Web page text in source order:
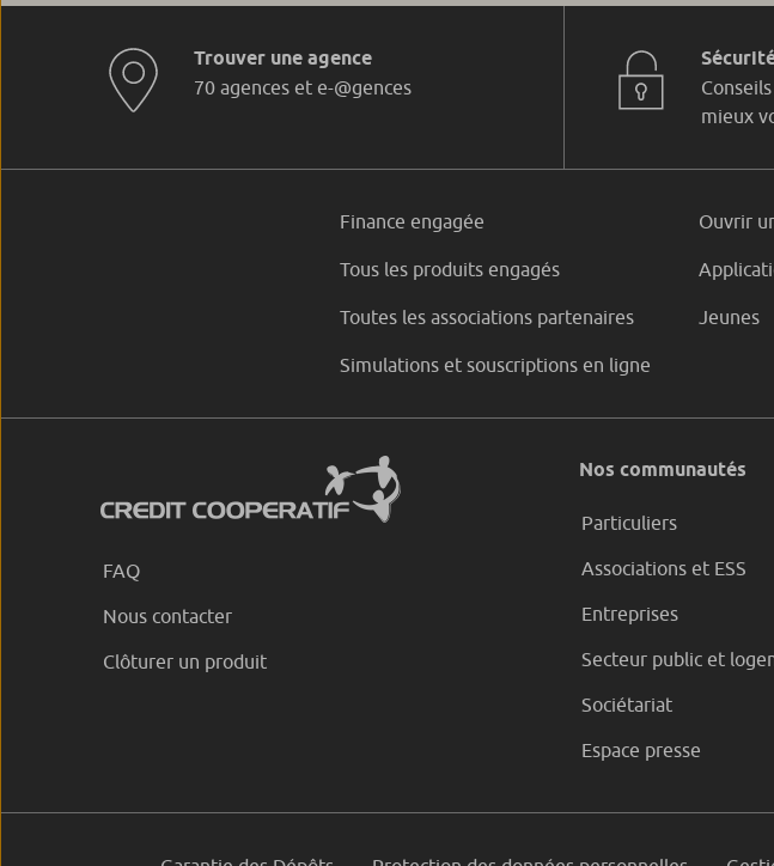
Trouver une agence
70 agences et e-@gences
mieux
Finance engagée Ouvrir
Tous les produits engagés
Toutes les associations partenaires Jeunes
Simulations et souscriptions en ligne
FAQ
Nous contacter
Clôturer un produit
Nos communautés
Particuliers
Associations et ESS
Entreprises
Secteur public et
Sociétariat
Espace presse